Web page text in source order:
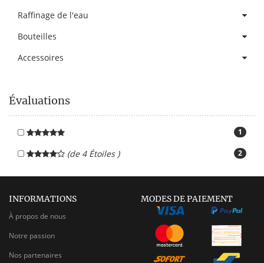
Raffinage de l'eau
Bouteilles
Accessoires
Évaluations
1
(de 4 Étoiles ) 2
INFORMATIONS
À propos de nous
Notre passion
Nos partenaires
MODES DE PAIEMENT